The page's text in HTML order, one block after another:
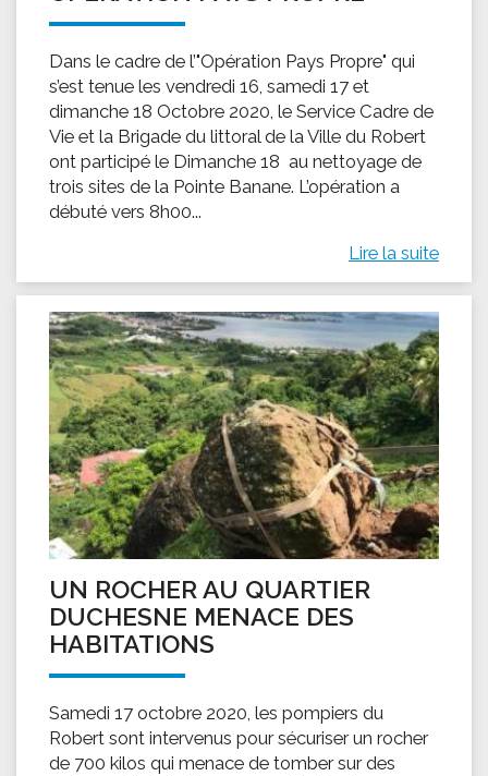
Dans le cadre de l’"Opération Pays Propre" qui
s’est tenue les vendredi 16, samedi 17 et
dimanche 18 Octobre 2020, le Service Cadre de
Vie et la Brigade du littoral de la Ville du Robert
ont participé le Dimanche 18 au nettoyage de
trois sites de la Pointe Banane. L’opération a
débuté vers 8h00...
Lire la suite
UN ROCHER AU QUARTIER
DUCHESNE MENACE DES
HABITATIONS
Samedi 17 octobre 2020, les pompiers du
Robert sont intervenus pour sécuriser un rocher
de 700 kilos qui menace de tomber sur des